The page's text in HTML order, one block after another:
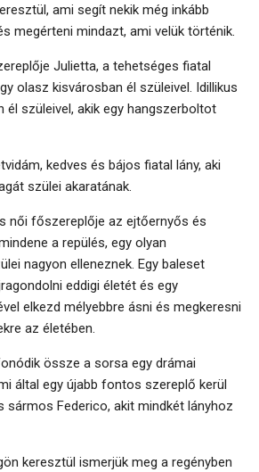
ami segít nekik még inkább
megérteni mindazt, ami velük történik.
Julietta, a tehetséges fiatal
olasz kisvárosban él szüleivel. Idillikus
él szüleivel, akik egy hangszerboltot
kedves és bájos fiatal lány, aki
szülei akaratának.
női főszereplője az ejtőernyős és
a repülés, egy olyan
nagyon elleneznek. Egy baleset
eddigi életét és egy
elkezd mélyebbre ásni és megkeresni
az életében.
össze a sorsa egy drámai
által egy újabb fontos szereplő kerül
sármos Federico, akit mindkét lányhoz
keresztül ismerjük meg a regényben